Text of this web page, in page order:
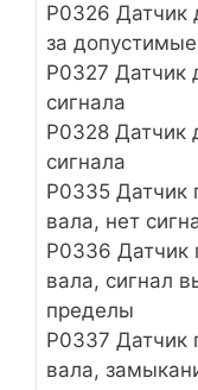
Р0326 Датчик
за
Р0327 Датчик
сигнала
Р0328 Датчик
сигнала
Р0335 Датчик
вала, нет
Р0336 Датчик
вала, сигнал
пределы
Р0337 Датчик
вала,